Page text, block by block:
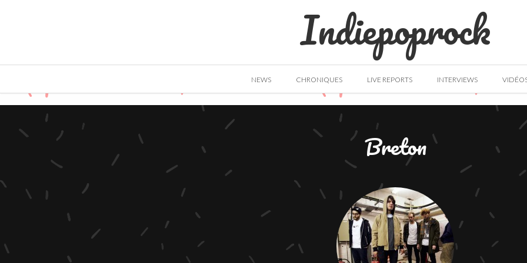
Indiepoprock
NEWS CHRONIQUES LIVE REPORTS INTERVIEWS
Breton